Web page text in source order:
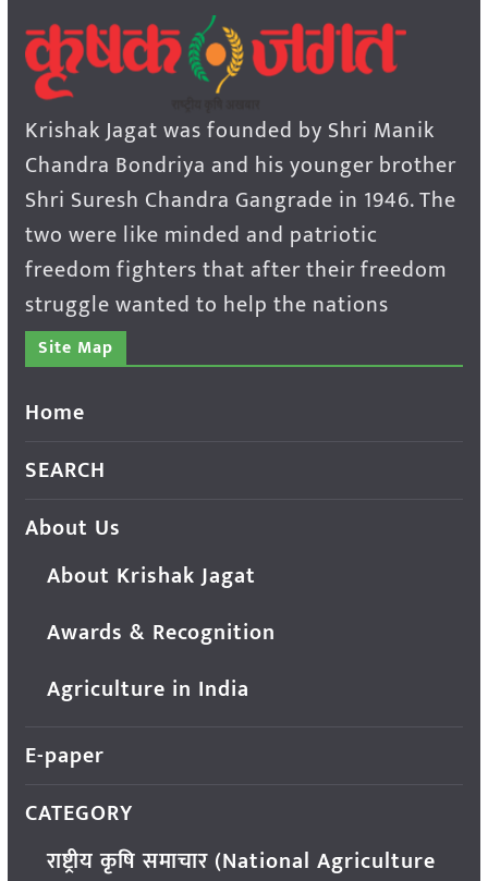
Krishak Jagat was founded by Shri Manik
Chandra Bondriya and his younger brother
Shri Suresh Chandra Gangrade in 1946. The
two were like minded and patriotic
freedom fighters that after their freedom
struggle wanted to help the nations
Site Map
Home
SEARCH
About Us
About Krishak Jagat
Awards & Recognition
Agriculture in India
E-paper
CATEGORY
राष्ट्रीय कृषि समाचार (National Agriculture